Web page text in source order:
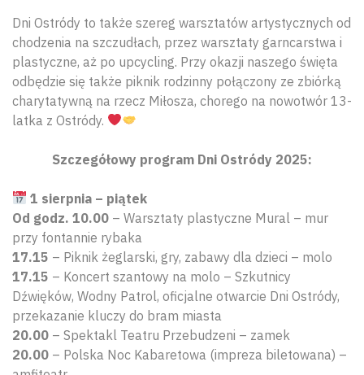
Dni Ostródy to także szereg warsztatów artystycznych od
chodzenia na szczudłach, przez warsztaty garncarstwa i
plastyczne, aż po upcycling. Przy okazji naszego święta
odbędzie się także piknik rodzinny połączony ze zbiórką
charytatywną na rzecz Miłosza, chorego na nowotwór 13-
latka z Ostródy.
Szczegółowy program Dni Ostródy 2025:
1 sierpnia – piątek
Od godz. 10.00 – Warsztaty plastyczne Mural – mur
przy fontannie rybaka
17.15 – Piknik żeglarski, gry, zabawy dla dzieci – molo
17.15 – Koncert szantowy na molo – Szkutnicy
Dźwięków, Wodny Patrol, oficjalne otwarcie Dni Ostródy,
przekazanie kluczy do bram miasta
20.00 – Spektakl Teatru Przebudzeni – zamek
20.00 – Polska Noc Kabaretowa (impreza biletowana) –